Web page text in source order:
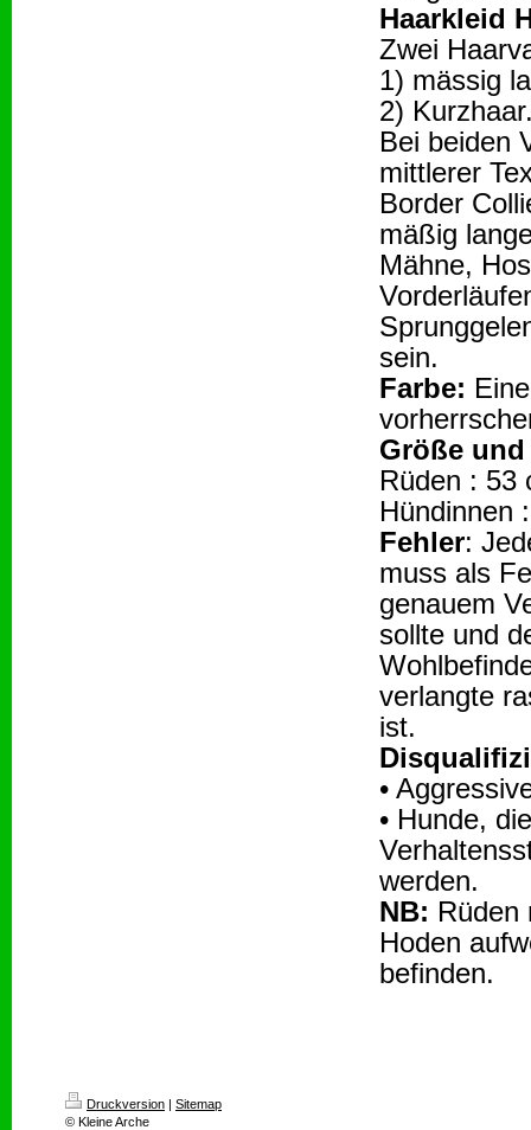
Haarkleid
Zwei
1) mässig
2)
Bei beiden
mittlerer
Border
mäßig
Mähne,
sein.
Farbe:
Größe
Rüden :
Hündinnen
Fehler:
muss als
genauem
sollte und
verlangte
ist.
•
• Hunde,
werden.
NB: Rüden
Hoden
befinden.
Druckversion | Sitemap
© Kleine Arche